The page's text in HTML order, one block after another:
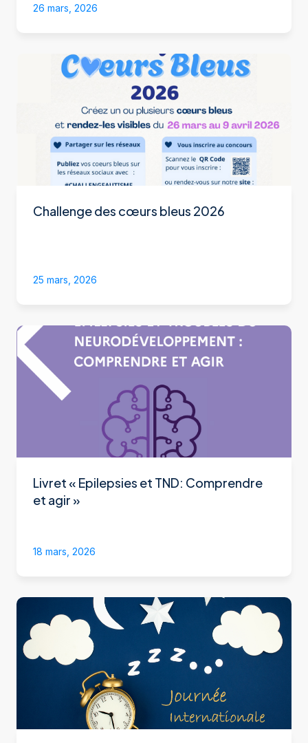
26 mars, 2026
Challenge des cœurs bleus 2026
25 mars, 2026
Livret « Epilepsies et TND: Comprendre
et agir »
18 mars, 2026